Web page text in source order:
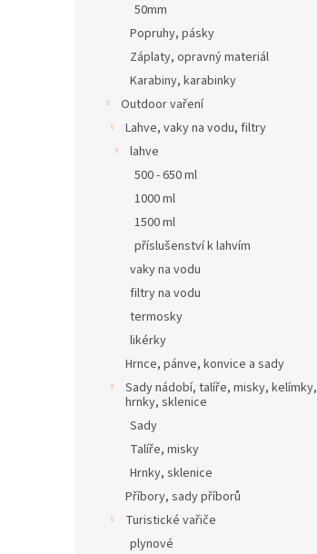
50mm
Popruhy, pásky
Záplaty, opravný materiál
Karabiny, karabinky
Outdoor vaření
Lahve, vaky na vodu, filtry
lahve
500 - 650 ml
1000 ml
1500 ml
příslušenství k lahvím
vaky na vodu
filtry na vodu
termosky
likérky
Hrnce, pánve, konvice a sady
Sady nádobí, talíře, misky, kelímky,
hrnky, sklenice
Sady
Talíře, misky
Hrnky, sklenice
Příbory, sady příborů
Turistické vařiče
plynové